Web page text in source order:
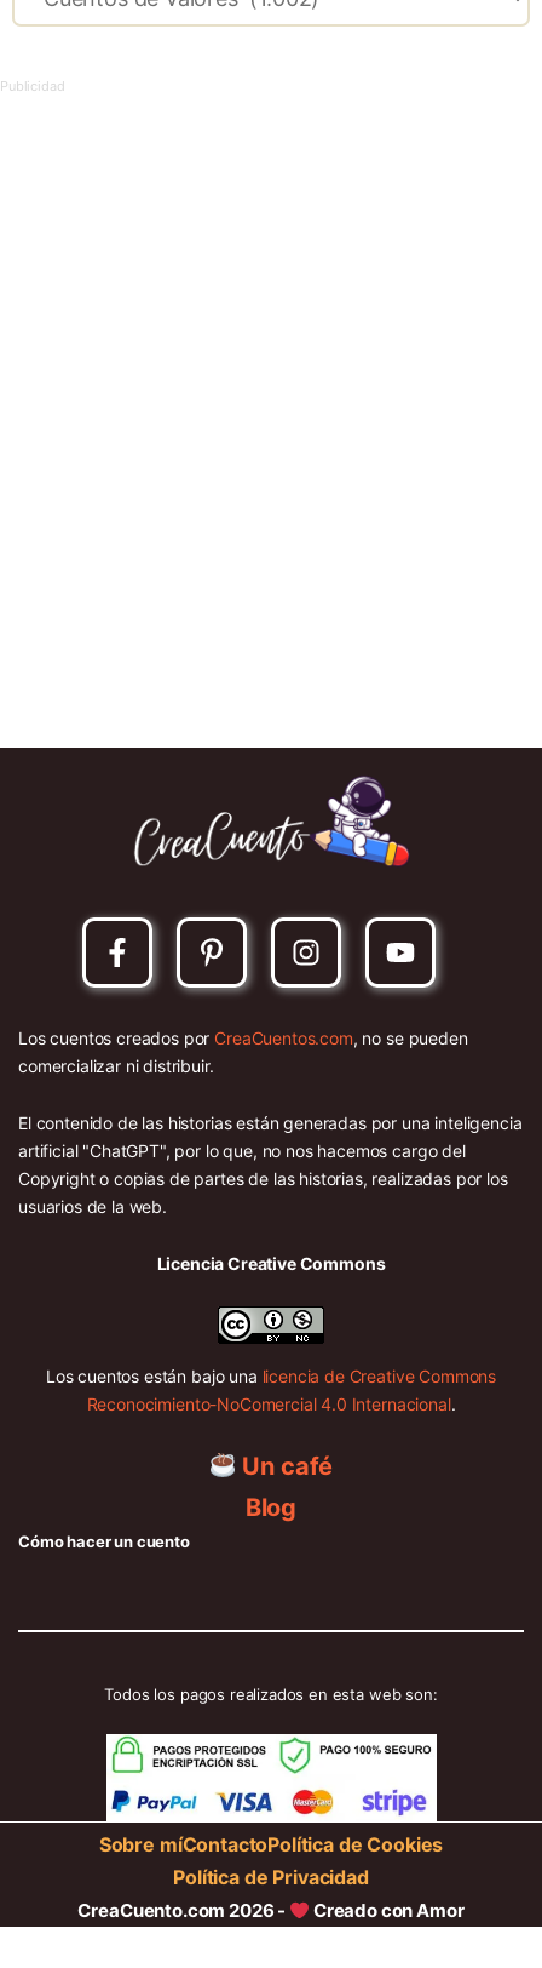
Los cuentos creados por CreaCuentos.com, no se pueden
comercializar ni distribuir.
El contenido de las historias están generadas por una inteligencia
artificial "ChatGPT", por lo que, no nos hacemos cargo del
Copyright o copias de partes de las historias, realizadas por los
usuarios de la web.
Licencia Creative Commons
Los cuentos están bajo una licencia de Creative Commons
Reconocimiento-NoComercial 4.0 Internacional.
Un café
Blog
Cómo hacer un cuento
Todos los pagos realizados en esta web son:
Sobre míContactoPolítica de Cookies
Política de Privacidad
CreaCuento.com 2026 - Creado con Amor